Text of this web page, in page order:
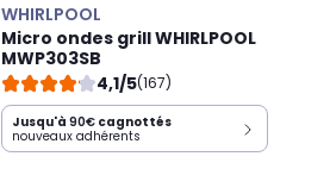
WHIRLPOOL
Micro ondes grill WHIRLPOOL
MWP303SB
4,1/5(167)
Jusqu'à 90€ cagnottés
nouveaux adhérents